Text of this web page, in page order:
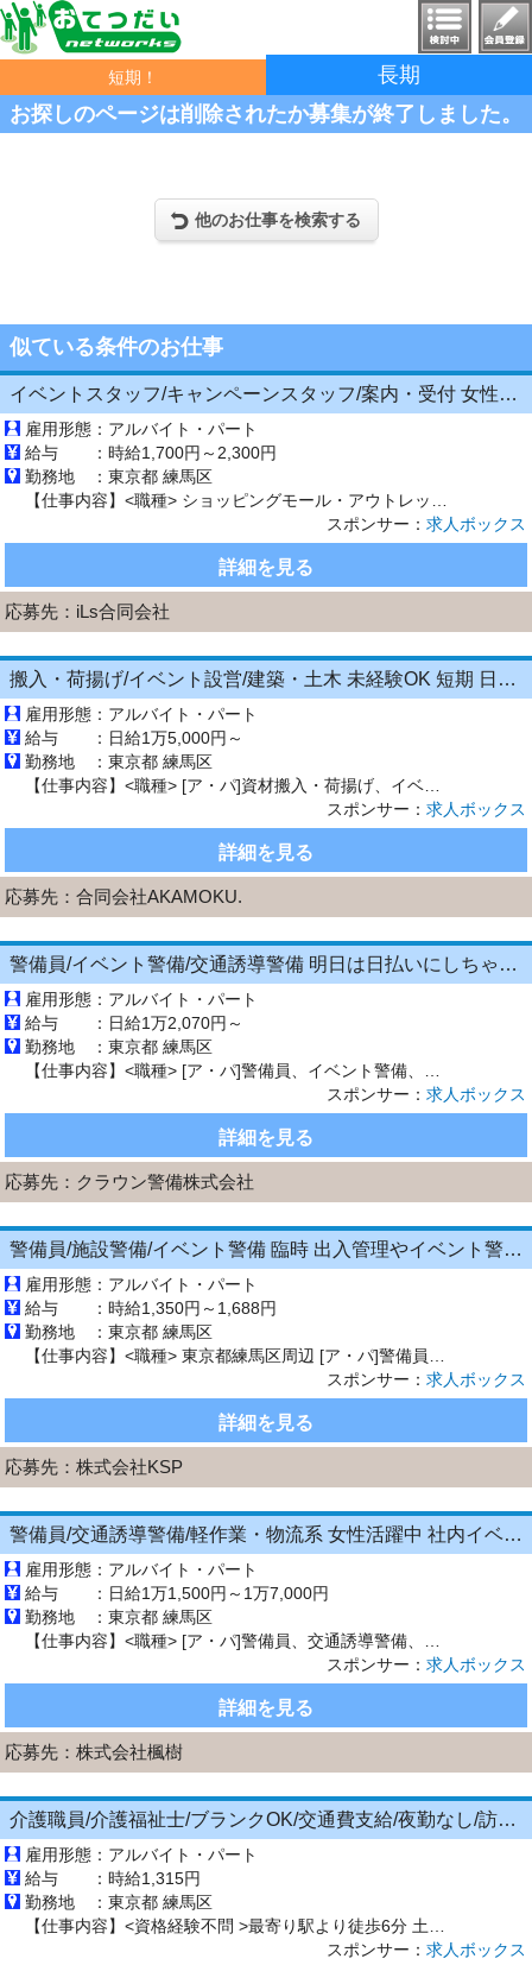
短期！
長期
お探しのページは削除されたか募集が終了しました。
他のお仕事を検索する
似ている条件のお仕事
イベントスタッフ/キャンペーンスタッフ/案内・受付 女性大活躍中 ネイル等お洒落もOK スマホイベントスタッフ
雇用形態： アルバイト・パート
給与 ： 時給1,700円～2,300円
勤務地 ： 東京都 練馬区
スポンサー： 求人ボックス
詳細を見る
応募先： iLs合同会社
搬入・荷揚げ/イベント設営/建築・土木 未経験OK 短期 日払いOK/電話面接即勤務/シフト自由/資材搬入
雇用形態： アルバイト・パート
給与 ： 日給1万5,000円～
勤務地 ： 東京都 練馬区
スポンサー： 求人ボックス
詳細を見る
応募先： 合同会社AKAMOKU.
警備員/イベント警備/交通誘導警備 明日は日払いにしちゃお 帰りに焼き肉食べちゃお
雇用形態： アルバイト・パート
給与 ： 日給1万2,070円～
勤務地 ： 東京都 練馬区
スポンサー： 求人ボックス
詳細を見る
応募先： クラウン警備株式会社
警備員/施設警備/イベント警備 臨時 出入管理やイベント警備 1201
雇用形態： アルバイト・パート
給与 ： 時給1,350円～1,688円
勤務地 ： 東京都 練馬区
スポンサー： 求人ボックス
詳細を見る
応募先： 株式会社KSP
警備員/交通誘導警備/軽作業・物流系 女性活躍中 社内イベントもあり 入社祝い金10万 寮完備
雇用形態： アルバイト・パート
給与 ： 日給1万1,500円～1万7,000円
勤務地 ： 東京都 練馬区
スポンサー： 求人ボックス
詳細を見る
応募先： 株式会社楓樹
介護職員/介護福祉士/ブランクOK/交通費支給/夜勤なし/訪問介護
雇用形態： アルバイト・パート
給与 ： 時給1,315円
勤務地 ： 東京都 練馬区
スポンサー： 求人ボックス